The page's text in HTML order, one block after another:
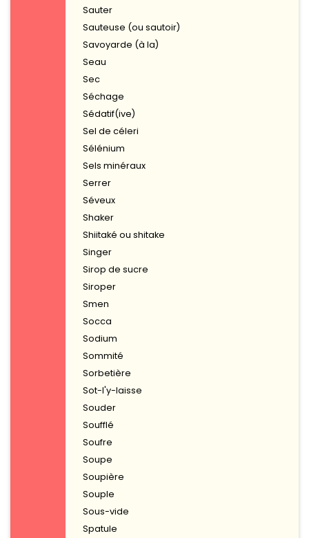
Sauter
Sauteuse (ou sautoir)
Savoyarde (à la)
Seau
Sec
Séchage
Sédatif(ive)
Sel de céleri
Sélénium
Sels minéraux
Serrer
Séveux
Shaker
Shiitaké ou shitake
Singer
Sirop de sucre
Siroper
Smen
Socca
Sodium
Sommité
Sorbetière
Sot-l'y-laisse
Souder
Soufflé
Soufre
Soupe
Soupière
Souple
Sous-vide
Spatule